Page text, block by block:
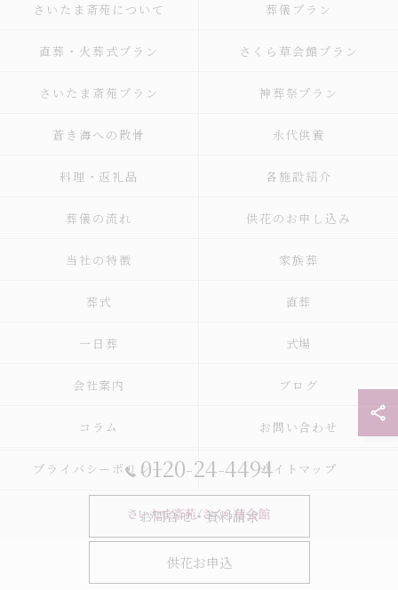
0120-24-4494
お問合せ・資料請求
供花お申込
さいたま斎苑について 葬儀プラン
直葬・火葬式プラン さくら草会館プラン
さいたま斎苑プラン 神葬祭プラン
蒼き海への散骨 永代供養
料理・返礼品 各施設紹介
葬儀の流れ 供花のお申し込み
当社の特徴 家族葬
葬式 直葬
一日葬 式場
会社案内 ブログ
コラム お問い合わせ
プライバシーポリシー サイトマップ
© 2026 さいたま市の葬儀 家族葬 一日葬ならさいたま斎苑/家族葬ホールさくら